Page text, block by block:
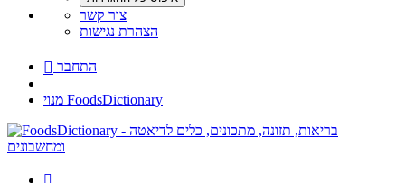
צור קשר
הצהרת נגישות
 התחבר
מנוי FoodsDictionary